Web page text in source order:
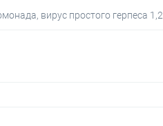
вирус простого герпеса 1,2